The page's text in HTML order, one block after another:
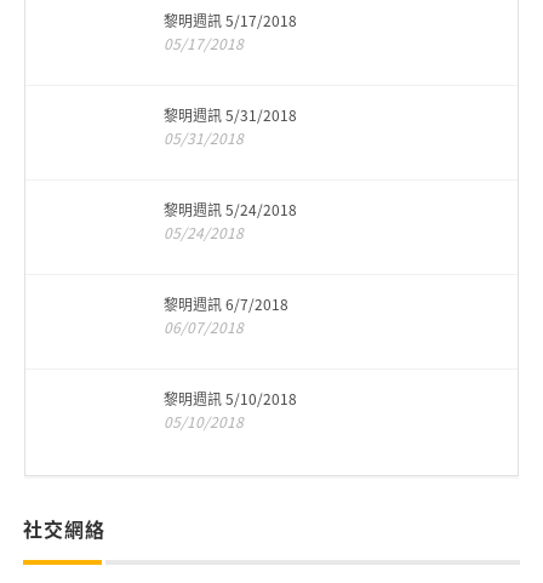
黎明週訊 5/17/2018
05/17/2018
黎明週訊 5/31/2018
05/31/2018
黎明週訊 5/24/2018
05/24/2018
黎明週訊 6/7/2018
06/07/2018
黎明週訊 5/10/2018
05/10/2018
社交網絡